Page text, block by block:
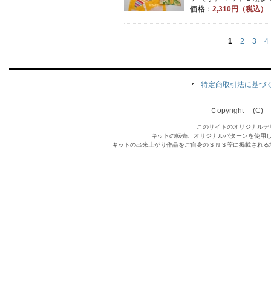
価格： 2,310円（税込）
1 2 3 4
特定商取引法に基づ
Ｃopyright (C)
このサイトのオリジナル
キットの転売、オリジナルパターンを使用
キットの出来上がり作品をご自身のＳＮＳ等に掲載され